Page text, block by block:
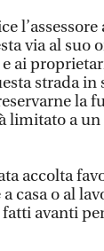
via al suo
ai
strada in
la
limitato a
accolta
casa o al
avanti